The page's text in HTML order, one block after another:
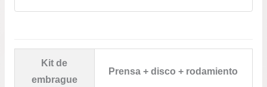
Kit de
embrague
Prensa + disco + rodamiento